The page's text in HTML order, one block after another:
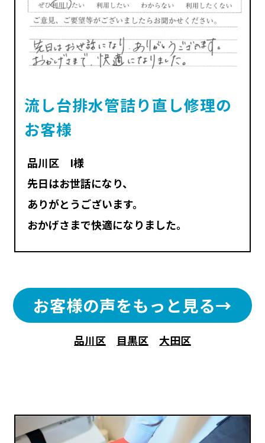
流し台排水管詰り直し修理の
お客様
品川区 I様
先日はお世話になり、
ありがとうございます。
おかげさまで快適になりました。
お客様の声をもっと見る→
品川区 目黒区 大田区